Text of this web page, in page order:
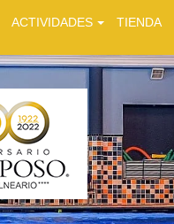
ACTIVIDADES TIENDA